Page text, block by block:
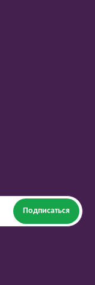
Подписаться